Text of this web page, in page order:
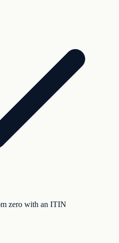
zero with an ITIN